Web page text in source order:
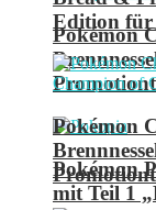
Pokémon
Pokémon
mit Teil 1
Edition für
Pokémon